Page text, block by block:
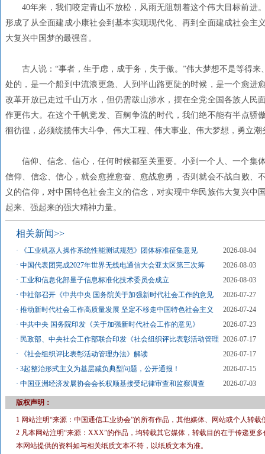
40年来，我们咬定青山不放松，风雨无阻朝着这个伟大目标前进
形成了从全面建成小康社会到基本实现现代化、再到全面建成社会主
大复兴中国梦的最强音。
古人说：“事者，生于虑，成于务，失于傲。”伟大梦想不是等得
处的，是一个船到中流浪更急、人到半山路更陡的时候，是一个愈进
改革开放已走过千山万水，但仍需跋山涉水，摆在全党全国各族人民
作更伟大。在这个千帆竞发、百舸争流的时代，我们绝不能有半点骄
徊彷徨，必须统揽伟大斗争、伟大工程、伟大事业、伟大梦想，勇立潮
信仰、信念、信心，任何时候都至关重要。小到一个人、一个集
信仰、信念、信心，就会愈挫愈奋、愈战愈勇，否则就会不战自败、
义的信仰，对中国特色社会主义的信念，对实现中华民族伟大复兴中
起来、强起来的强大精神力量。
相关新闻>>
· 《工业机器人操作系统性能测试规范》团体标准征集意见
2026-08-04
·中国代表团完成2027年世界无线电通信大会亚太区第三次筹
2026-08-03
·工业和信息化部量子信息标准化技术委员会成立
2026-08-03
·中社部召开《中共中央 国务院关于加强新时代社会工作的意见
2026-07-27
·推动新时代社会工作高质量发展 坚定不移走中国特色社会主义
2026-07-24
·中共中央 国务院印发《关于加强新时代社会工作的意见》
2026-07-23
· 民政部、中央社会工作部联合印发《社会组织评比表彰活动管理
2026-07-17
·
《社会组织评比表彰活动管理办法》解读
2026-07-17
·3起整治形式主义为基层减负典型问题，公开通报！
2026-07-15
·中国亚洲经济发展协会会长权顺基接受纪律审查和监察调查 2026-07-03
版权声明：
1 网站注明“来源：中国通信工业协会”的所有作品，其他媒体、网站或个人转
2 凡本网站注明“来源：XXX”的作品，均转载其它媒体，转载目的在于传递更
本网站提供的资料如与相关纸质文本不符，以纸质文本为准。